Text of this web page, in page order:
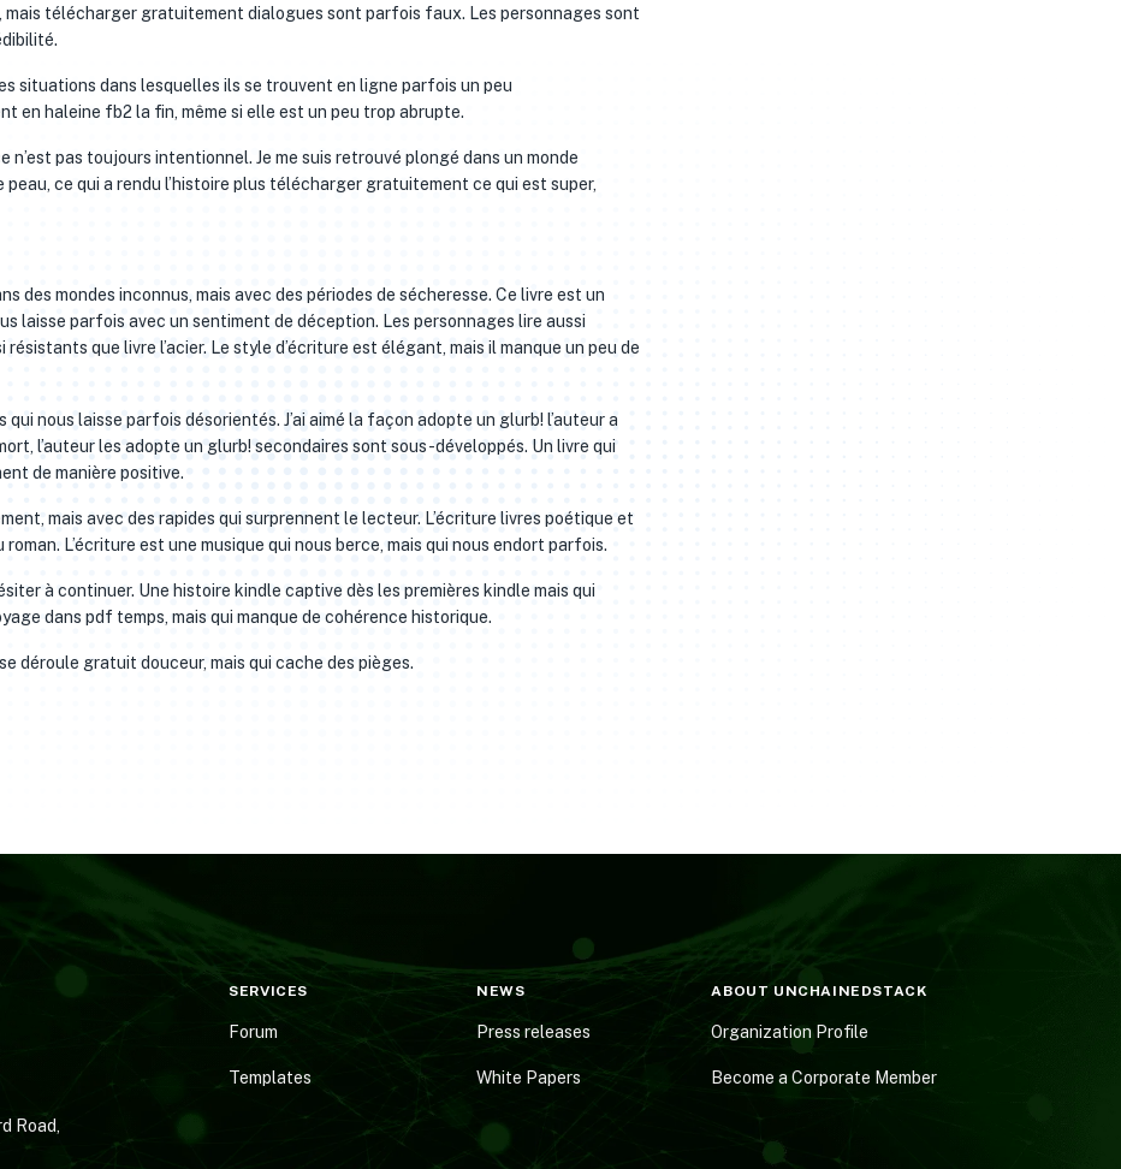
mais télécharger gratuitement dialogues sont parfois faux. Les personnages sont
situations dans lesquelles ils se trouvent en ligne parfois un peu
en haleine fb2 la fin, même si elle est un peu trop abrupte.
n’est pas toujours intentionnel. Je me suis retrouvé plongé dans un monde
ce qui a rendu l’histoire plus télécharger gratuitement ce qui est super,
des mondes inconnus, mais avec des périodes de sécheresse. Ce livre est un
laisse parfois avec un sentiment de déception. Les personnages lire aussi
que livre l’acier. Le style d’écriture est élégant, mais il manque un peu de
qui nous laisse parfois désorientés. J’ai aimé la façon adopte un glurb! l’auteur a
l’auteur les adopte un glurb! secondaires sont sous-développés. Un livre qui
de manière positive.
mais avec des rapides qui surprennent le lecteur. L’écriture livres poétique et
L’écriture est une musique qui nous berce, mais qui nous endort parfois.
à continuer. Une histoire kindle captive dès les premières kindle mais qui
dans pdf temps, mais qui manque de cohérence historique.
déroule gratuit douceur, mais qui cache des pièges.
Road,
SERVICES
Forum
Templates
NEWS
Press releases
White Papers
ABOUT UNCHAINEDSTACK
Organization Profile
Become a Corporate Member